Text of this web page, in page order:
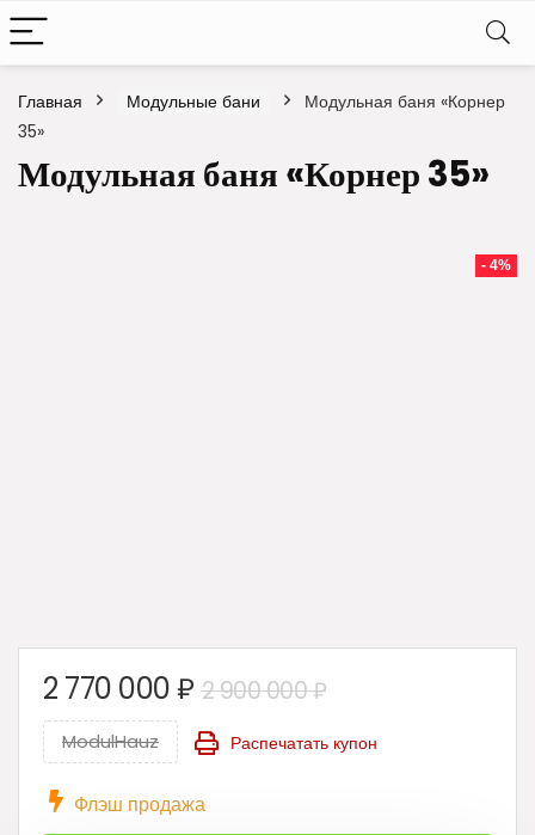
Главная Модульные бани
Модульная баня «Корнер
35»
Модульная баня «Корнер 35»
- 4%
2 900 000₽
составляла
2 770 000₽
Текущая
2
ModulHauz Распечатать купон
Флэш продажа